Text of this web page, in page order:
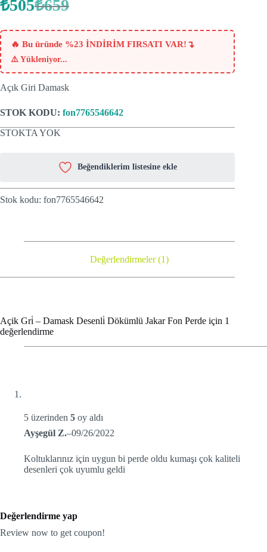
₺659
Orijinal
₺659.
₺505Şu
fiyat:
₺505.
🔥 Bu üründe %23 İNDİRİM FIRSATI VAR! ↴
⚠️ Yükleniyor...
Açık Giri Damask
STOK KODU: fon7765546642
STOKTA YOK
Beğendiklerim listesine ekle
Stok kodu: fon7765546642
Değerlendirmeler (1)
Açik Gri̇ – Damask Desenli̇ Dökümlü Jakar Fon Perde için 1
değerlendirme
5 üzerinden 5 oy aldı
Ayşegül Z.–09/26/2022
Koltuklarınız için uygun bi perde oldu kumaşı çok kaliteli
desenleri çok uyumlu geldi
Değerlendirme yap
Review now to get coupon!